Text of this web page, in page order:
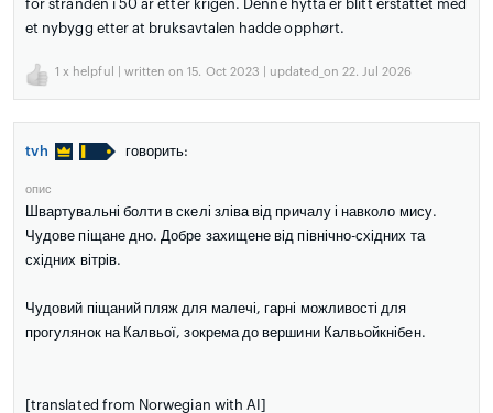
for stranden i 50 år etter krigen. Denne hytta er blitt erstattet med
et nybygg etter at bruksavtalen hadde opphørt.
1 x helpful | written on 15. Oct 2023 | updated_on 22. Jul 2026
tvh говорить:
опис
Швартувальні болти в скелі зліва від причалу і навколо мису.
Чудове піщане дно. Добре захищене від північно-східних та
східних вітрів.
Чудовий піщаний пляж для малечі, гарні можливості для
прогулянок на Калвьої, зокрема до вершини Калвьойкнібен.
[translated from Norwegian with AI]